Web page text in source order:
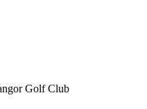
Golf Club